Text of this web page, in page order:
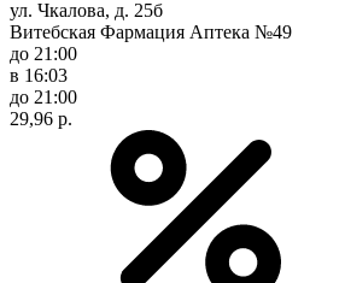
ул. Чкалова, д. 25б
Витебская Фармация Аптека №49
до 21:00
в 16:03
до 21:00
29,96 р.